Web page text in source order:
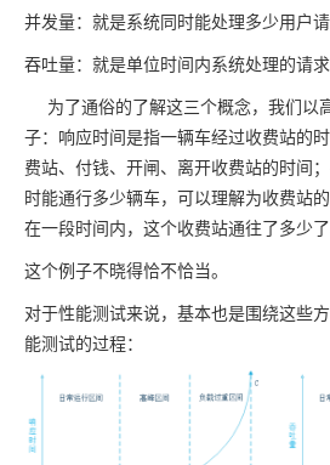
并发量：就是系统同时能处理多少用户请
吞吐量：就是单位时间内系统处理的请求
为了通俗的了解这三个概念，我们以
子：响应时间是指一辆车经过收费站的
费站、付钱、开闸、离开收费站的时间
时能通行多少辆车，可以理解为收费站
在一段时间内，这个收费站通往了多少了
这个例子不晓得恰不恰当。
对于性能测试来说，基本也是围绕这些
能测试的过程：